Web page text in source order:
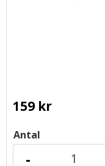
159kr
Antal
-